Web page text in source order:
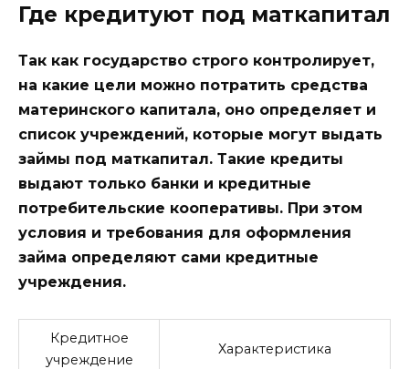
Где кредитуют под маткапитал
Так как государство строго контролирует,
на какие цели можно потратить средства
материнского капитала, оно определяет и
список учреждений, которые могут выдать
займы под маткапитал. Такие кредиты
выдают только банки и кредитные
потребительские кооперативы. При этом
условия и требования для оформления
займа определяют сами кредитные
учреждения.
Кредитное
учреждение
Характеристика